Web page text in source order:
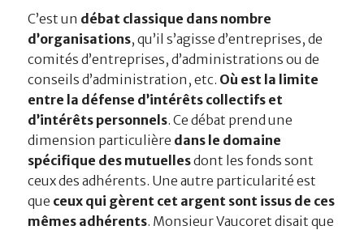
C’est un débat classique dans nombre
d’organisations, qu’il s’agisse d’entreprises, de
comités d’entreprises, d’administrations ou de
conseils d’administration, etc. Où est la limite
entre la défense d’intérêts collectifs et
d’intérêts personnels. Ce débat prend une
dimension particulière dans le domaine
spécifique des mutuellesdont les fonds sont
ceux des adhérents. Une autre particularité est
que ceux qui gèrent cet argent sont issus de ces
mêmes adhérents. Monsieur Vaucoret disait que